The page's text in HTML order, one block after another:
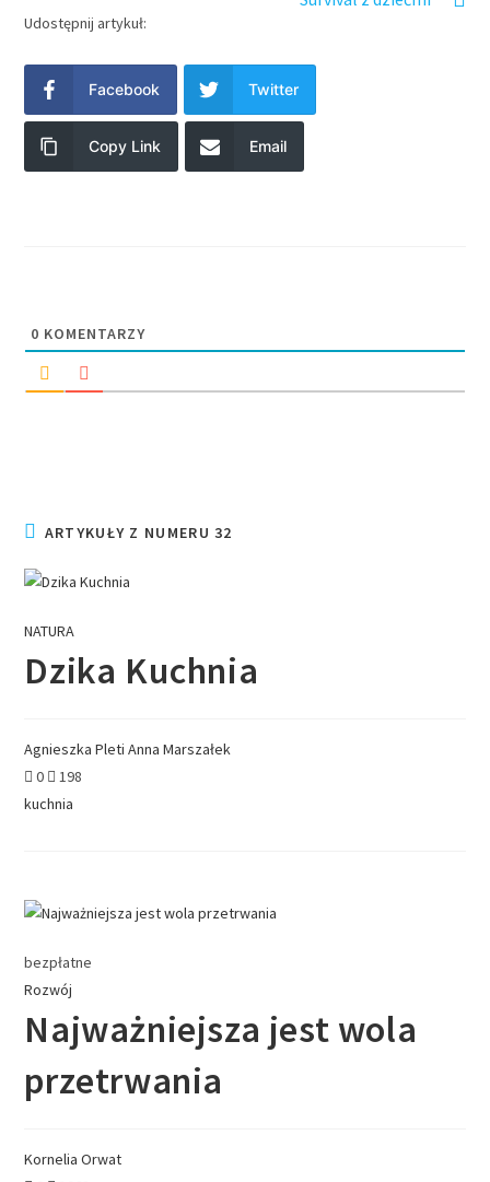
Udostępnij artykuł:
Facebook Twitter
Copy Link Email
0 KOMENTARZY
ARTYKUŁY Z NUMERU 32
NATURA
Dzika Kuchnia
Agnieszka Pleti Anna Marszałek
0
198
kuchnia
bezpłatne
Rozwój
Najważniejsza jest wola
przetrwania
Kornelia Orwat